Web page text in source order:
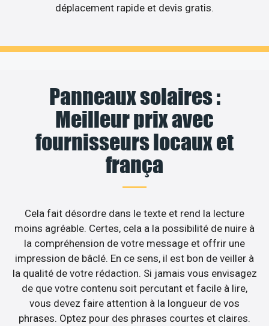
déplacement rapide et devis gratis.
Panneaux solaires :
Meilleur prix avec
fournisseurs locaux et
frança
Cela fait désordre dans le texte et rend la lecture
moins agréable. Certes, cela a la possibilité de nuire à
la compréhension de votre message et offrir une
impression de bâclé. En ce sens, il est bon de veiller à
la qualité de votre rédaction. Si jamais vous envisagez
de que votre contenu soit percutant et facile à lire,
vous devez faire attention à la longueur de vos
phrases. Optez pour des phrases courtes et claires.